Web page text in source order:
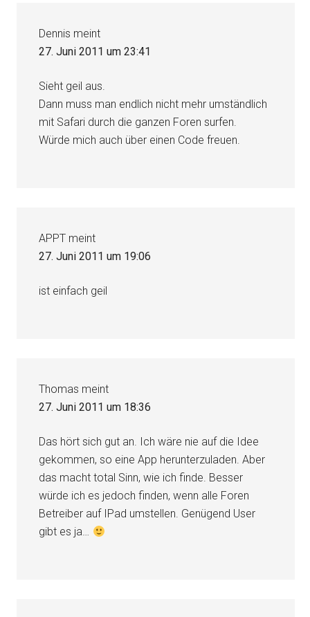
Dennis meint
27. Juni 2011 um 23:41
Sieht geil aus.
Dann muss man endlich nicht mehr umständlich
mit Safari durch die ganzen Foren surfen.
Würde mich auch über einen Code freuen.
APPT meint
27. Juni 2011 um 19:06
ist einfach geil
Thomas meint
27. Juni 2011 um 18:36
Das hört sich gut an. Ich wäre nie auf die Idee
gekommen, so eine App herunterzuladen. Aber
das macht total Sinn, wie ich finde. Besser
würde ich es jedoch finden, wenn alle Foren
Betreiber auf IPad umstellen. Genügend User
gibt es ja…